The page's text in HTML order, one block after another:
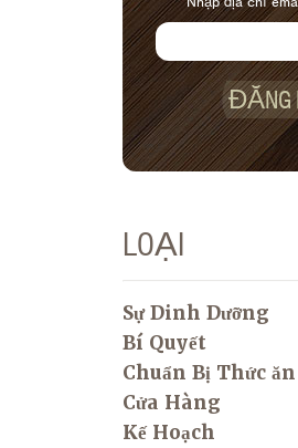
ĐĂNG
LOẠI
Sự Dinh Dưỡng
Bí Quyết
Chuẩn Bị Thức ăn
Cửa Hàng
Kế Hoạch